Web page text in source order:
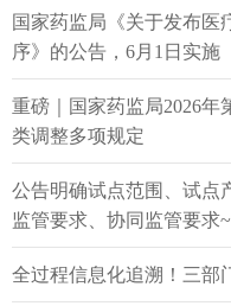
产产品相关的批生产记
相关记录及数据一并提
应当对药品质量检验结
严格审核，必要时，应
审核。
（十三）受托生产
现场审核工作，积极配
部门开展延伸检查，不
料，对审核或者检查发
展。如涉及个别检验项
专业设备，持有人可以
根据委托协议规定，严
定性考察工作，由受托
作的，持有人应当加强
四、《公告》中对
托的要求是什么？
为了引导受托生产企
化共线生产管理，确保
国家药监局《关于发布医
序》的公告，6月1日实施
重磅｜国家药监局2026年
类调整多项规定
公告明确试点范围、试点
监管要求、协同监管要求~
全过程信息化追溯！三部